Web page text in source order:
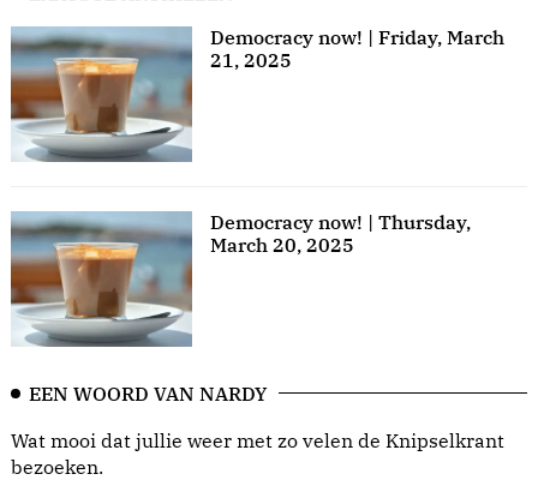
Democracy now! | Friday, March
21, 2025
Democracy now! | Thursday,
March 20, 2025
EEN WOORD VAN NARDY
Wat mooi dat jullie weer met zo velen de Knipselkrant
bezoeken.